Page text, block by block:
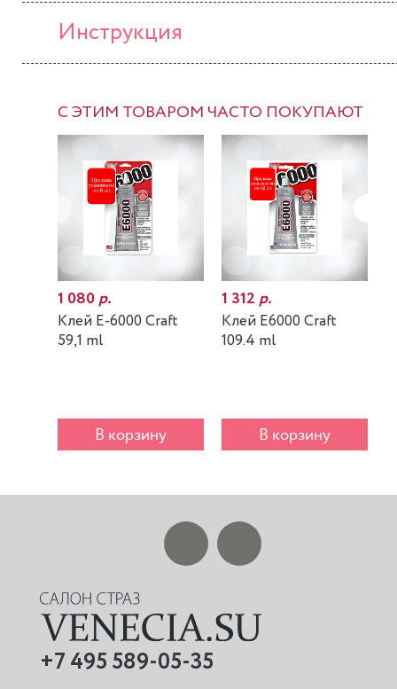
Инструкция
С ЭТИМ ТОВАРОМ ЧАСТО ПОКУПАЮТ
1 080р.
Клей E-6000 Craft
59,1 ml
В корзину
1 312р.
Клей E6000 Craft
109.4 ml
В корзину
+7 495 589-05-35